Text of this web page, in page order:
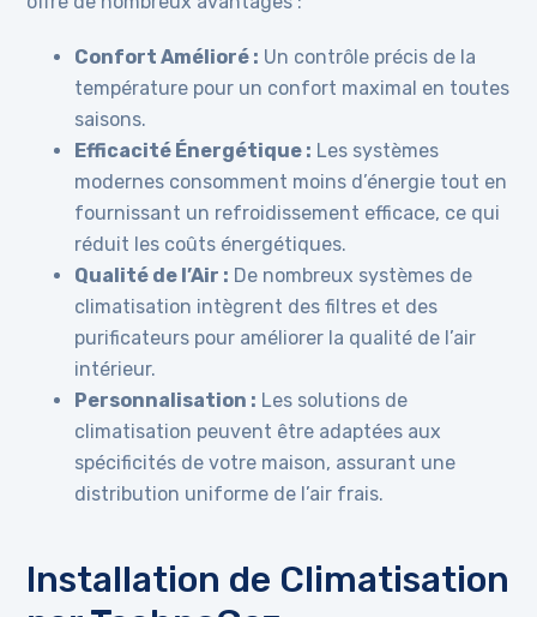
Confort Amélioré : Un contrôle précis de la
température pour un confort maximal en toutes
saisons.
Efficacité Énergétique : Les systèmes
modernes consomment moins d’énergie tout en
fournissant un refroidissement efficace, ce qui
réduit les coûts énergétiques.
Qualité de l’Air : De nombreux systèmes de
climatisation intègrent des filtres et des
purificateurs pour améliorer la qualité de l’air
intérieur.
Personnalisation : Les solutions de
climatisation peuvent être adaptées aux
spécificités de votre maison, assurant une
distribution uniforme de l’air frais.
Installation de Climatisation